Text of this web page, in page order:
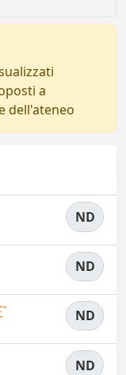
a
dell'ateneo
ND
ND
ND
ND